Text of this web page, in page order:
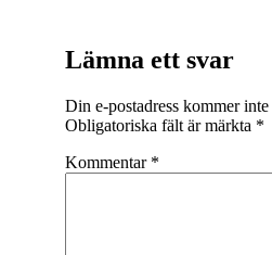
Lämna ett svar
Din e-postadress kommer
Obligatoriska fält är märkta *
Kommentar *